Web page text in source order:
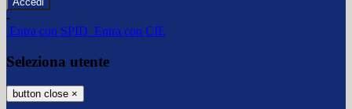
-
Entra con SPID Entra con CIE
Seleziona utente
button close ×